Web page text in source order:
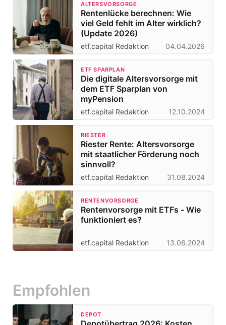
ALTERSVORSORGE
Rentenlücke berechnen: Wie
viel Geld fehlt im Alter wirklich?
(Update 2026)
etf.capital Redaktion 04.04.2026
ETF SPARPLAN
Die digitale Altersvorsorge mit
dem ETF Sparplan von
myPension
etf.capital Redaktion 12.10.2024
RIESTER
Riester Rente: Altersvorsorge
mit staatlicher Förderung noch
sinnvoll?
etf.capital Redaktion 31.08.2024
RENTENVORSORGE
Rentenvorsorge mit ETFs - Wie
funktioniert es?
etf.capital Redaktion 13.06.2024
Empfohlen
DEPOT